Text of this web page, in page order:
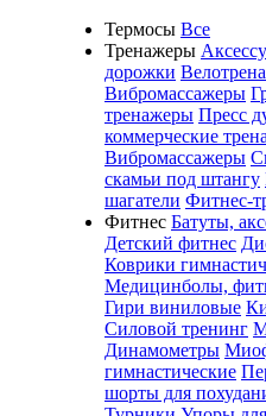
Термосы Все
Тренажеры
дорожки
Вибромассажеры
тренажеры Пресс
коммерческие
Вибромассажеры
скамьи под штангу
шагатели Фитнес-
Фитнес Батуты,
Детский фитнес
Коврики
Медицинболы,
Гири виниловые
Силовой тренинг
Динамометры
гимнастические
шорты для